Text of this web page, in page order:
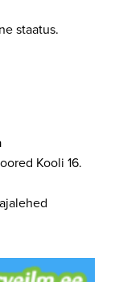
staatus.
Kooli 16.